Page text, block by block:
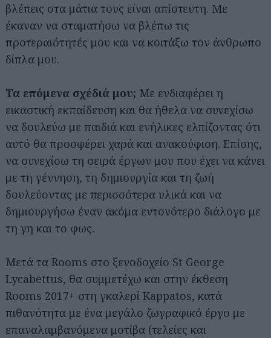
βλέπεις στα μάτια τους είναι απίστευτη. Με
έκαναν να σταματήσω να βλέπω τις
προτεραιότητές μου και να κοιτάξω τον άνθρωπο
δίπλα μου.
Τα επόμενα σχέδιά μου; Με ενδιαφέρει η
εικαστική εκπαίδευση και θα ήθελα να συνεχίσω
να δουλεύω με παιδιά και ενήλικες ελπίζοντας ότι
αυτό θα προσφέρει χαρά και ανακούφιση. Επίσης,
να συνεχίσω τη σειρά έργων μου που έχει να κάνει
με τη γέννηση, τη δημιουργία και τη ζωή
δουλεύοντας με περισσότερα υλικά και να
δημιουργήσω έναν ακόμα εντονότερο διάλογο με
τη γη και το φως.
Μετά τα Rooms στο ξενοδοχείο St George
Lycabettus, θα συμμετέχω και στην έκθεση
Rooms 2017+ στη γκαλερί Kappatos, κατά
πιθανότητα με ένα μεγάλο ζωγραφικό έργο με
επαναλαμβανόμενα μοτίβα (τελείες και